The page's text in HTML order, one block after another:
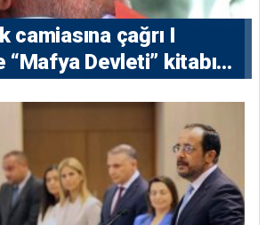
camiasına çağrı I
“Mafya Devleti” kitabı